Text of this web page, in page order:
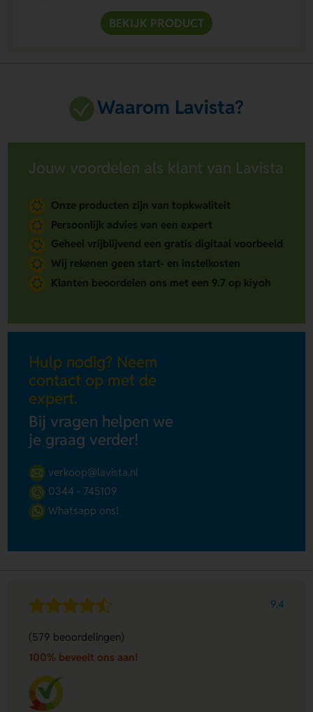
BEKIJK PRODUCT
Waarom Lavista?
Jouw voordelen als klant van Lavista
Onze producten zijn van topkwaliteit
Persoonlijk advies van een expert
Geheel vrijblijvend een gratis digitaal voorbeeld
Wij rekenen geen start- en instelkosten
Klanten beoordelen ons met een 9.7 op kiyoh
Hulp nodig? Neem
contact op met de
expert.
Bij vragen helpen we
je graag verder!
verkoop@lavista.nl
0344 - 745109
Whatsapp ons!
9.4
(579 beoordelingen)
100% beveelt ons aan!